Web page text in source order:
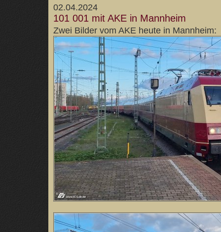
02.04.2024
101 001 mit AKE in Mannheim
Zwei Bilder vom AKE heute in Mannheim: